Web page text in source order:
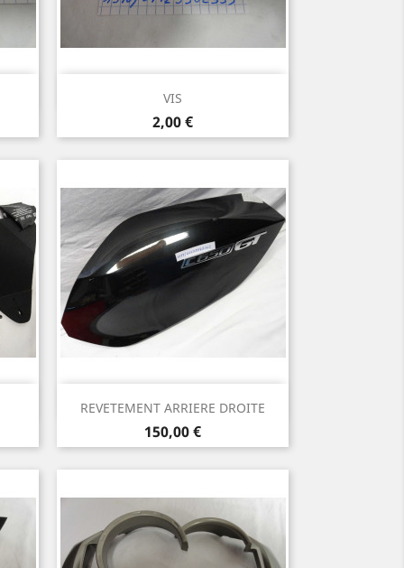
VIS
Prix
2,00 €
Aperçu rapide
REVETEMENT ARRIERE DROITE
Prix
150,00 €
Aperçu rapide